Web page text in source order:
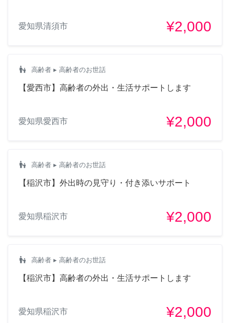
愛知県清須市 ¥2,000
escalator_warning 高齢者 ▸ 高齢者のお世話
【愛西市】高齢者の外出・生活サポートします
愛知県愛西市 ¥2,000
escalator_warning 高齢者 ▸ 高齢者のお世話
【稲沢市】外出時の見守り・付き添いサポート
愛知県稲沢市 ¥2,000
escalator_warning 高齢者 ▸ 高齢者のお世話
【稲沢市】高齢者の外出・生活サポートします
愛知県稲沢市 ¥2,000